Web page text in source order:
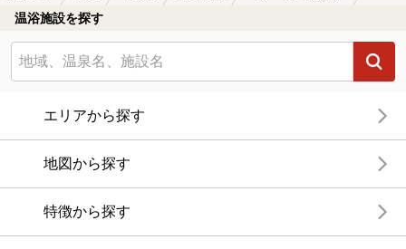
温浴施設を探す
エリアから探す
地図から探す
特徴から探す